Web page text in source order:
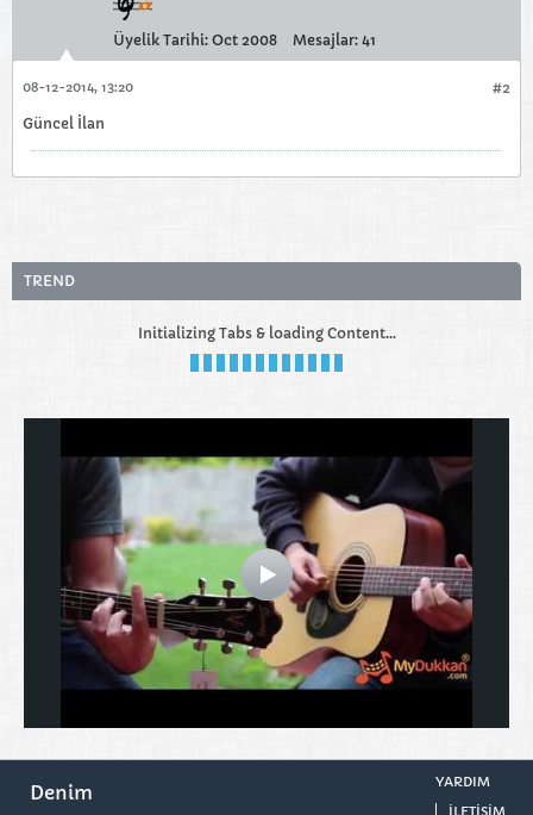
Üyelik Tarihi: Oct 2008 Mesajlar: 41
#2
08-12-2014, 13:20
Güncel İlan
TREND
Initializing Tabs & loading Content...
Denim
YARDIM
ILETISIM